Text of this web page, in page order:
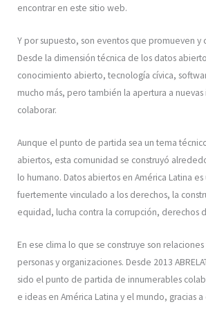
encontrar en este sitio web.
Y por supuesto, son eventos que promueven y
Desde la dimensión técnica de los datos
conocimiento abierto, tecnología cívica,
mucho más, pero también la apertura a nuevas
colaborar.
Aunque el punto de partida sea un tema
abiertos, esta comunidad se construyó
lo humano. Datos abiertos en América Latina
fuertemente vinculado a los derechos, la
equidad, lucha contra la corrupción, derechos
En ese clima lo que se construye son
personas y organizaciones. Desde 2013
sido el punto de partida de innumerables
e ideas en América Latina y el mundo, gracias